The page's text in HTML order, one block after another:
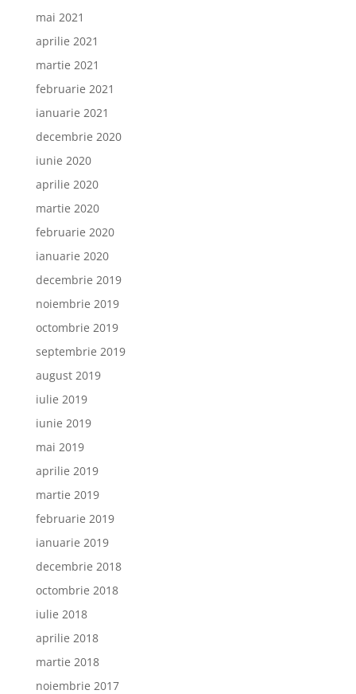
mai 2021
aprilie 2021
martie 2021
februarie 2021
ianuarie 2021
decembrie 2020
iunie 2020
aprilie 2020
martie 2020
februarie 2020
ianuarie 2020
decembrie 2019
noiembrie 2019
octombrie 2019
septembrie 2019
august 2019
iulie 2019
iunie 2019
mai 2019
aprilie 2019
martie 2019
februarie 2019
ianuarie 2019
decembrie 2018
octombrie 2018
iulie 2018
aprilie 2018
martie 2018
noiembrie 2017